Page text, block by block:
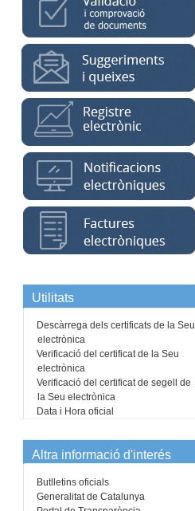
Utilitats
Descàrrega dels certificats de la Seu
electrònica
Verificació del certificat de la Seu
electrònica
Verificació del certificat de segell de
la Seu electrònica
Data i Hora oficial
Altra informació d'interés
Butlletins oficials
Generalitat de Catalunya